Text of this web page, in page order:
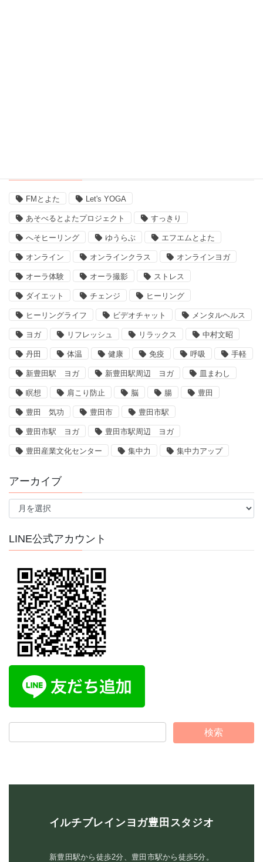
FMとよた Let's YOGA
あそべるとよたプロジェクト すっきり
へそヒーリング ゆうらぶ エフエムとよた
オンライン オンラインクラス オンラインヨガ
オーラ体験 オーラ撮影 ストレス
ダイエット チェンジ ヒーリング
ヒーリングライフ ビデオチャット メンタルヘルス
ヨガ リフレッシュ リラックス 中村文昭
丹田 体温 健康 免疫 呼吸 手軽
新豊田駅 ヨガ 新豊田駅周辺 ヨガ 皿まわし
瞑想 肩こり防止 脳 腸 豊田
豊田 気功 豊田市 豊田市駅
豊田市駅 ヨガ 豊田市駅周辺 ヨガ
豊田産業文化センター 集中力 集中力アップ
アーカイブ
ア
イ
LINE公式アカウント
イルチブレインヨガ豊田スタジオ
新豊田駅から徒歩2分、豊田市駅から徒歩5分。